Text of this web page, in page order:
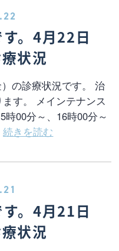
。4月22日
状況
の診療状況です。 治
す。 メインテナンス
時00分～、16時00分～
続きを読む
。4月21日
状況